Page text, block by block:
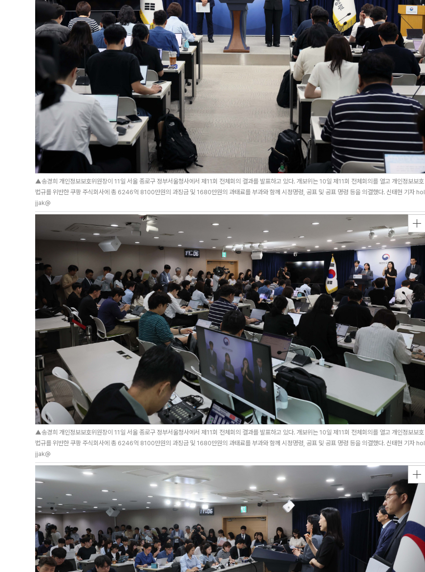
▲송경희 개인정보보호위원장이 11일 서울 종로구 정부서울청사에서 제11회 전체회의 결과를 발표하고 있다. 개보위는 10일 제11회 전체회의를 열고 개인정보보호
법규를 위반한 쿠팡 주식회사에 총 6246억 8100만원의 과징금 및 1680만원의 과태료를 부과와 함께 시정명령, 공표 및 공표 명령 등을 의결했다. 신태현 기자 hol
jjak@
▲송경희 개인정보보호위원장이 11일 서울 종로구 정부서울청사에서 제11회 전체회의 결과를 발표하고 있다. 개보위는 10일 제11회 전체회의를 열고 개인정보보호
법규를 위반한 쿠팡 주식회사에 총 6246억 8100만원의 과징금 및 1680만원의 과태료를 부과와 함께 시정명령, 공표 및 공표 명령 등을 의결했다. 신태현 기자 hol
jjak@